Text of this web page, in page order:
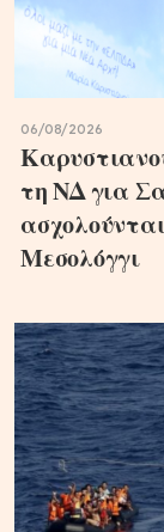
06/08/2026
τη ΝΔ για
Μεσολόγγι